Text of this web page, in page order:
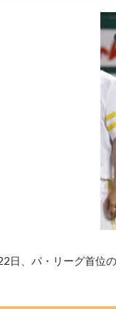
日、パ・リーグ首位